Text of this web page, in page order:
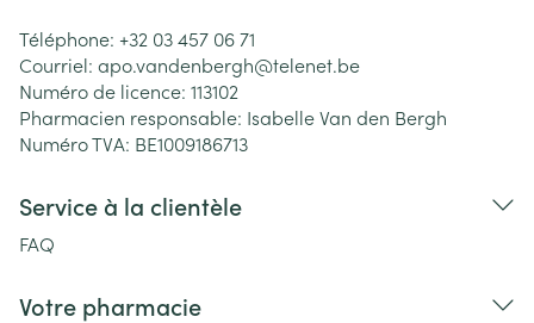
Téléphone: +32 03 457 06 71
Courriel: apo.vandenbergh@telenet.be
Numéro de licence: 113102
Pharmacien responsable: Isabelle Van den Bergh
Numéro TVA: BE1009186713
Service à la clientèle
FAQ
Votre pharmacie